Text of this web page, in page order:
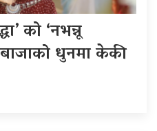
को ‘नभन्नू
धुनमा केकी